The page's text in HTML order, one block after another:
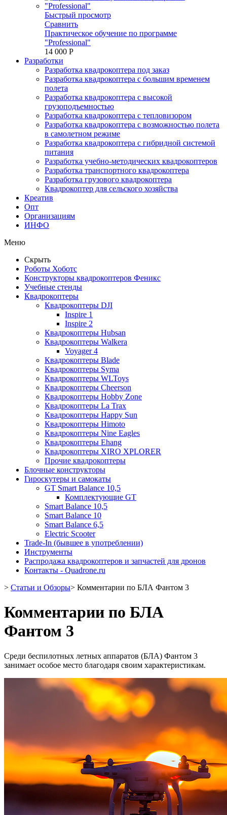
Быстрый просмотр
Сравнить
Практическое обучение по программе
"Professional"
14 000 P
Разработки
Разработка квадрокоптера под заказ
Разработка квадрокоптера с большим временем
полета
Разработка квадрокоптера с высокой
грузоподъемностью
Разработка квадрокоптера с тепловизором
Разработка квадрокоптера с возможностью полета
в самолетном режиме
Разработка квадрокоптера с гибридной системой
питания
Разработка учебно-методических квадрокоптеров
Разработка транспортного квадрокоптера
Разработка грузового квадрокоптера
Квадрокоптер для сельского хозяйства
Креатив
Опт
Организациям
ИНФО
Меню
Скрыть
Роботы Хоботс
Конструкторы квадрокоптеров Феникс
Учебные стенды
Квадрокоптеры
Квадрокоптеры DJI
Inspire 1
Inspire 2
Квадрокоптеры Hubsan
Квадрокоптеры Walkera
Voyager 4
Квадрокоптеры Blade
Квадрокоптеры Syma
Квадрокоптеры WLToys
Квадрокоптеры Cheerson
Квадрокоптеры Hobby Zone
Квадрокоптеры La Trax
Квадрокоптеры Happy Sun
Квадрокоптеры Himoto
Квадрокоптеры Nine Eagles
Квадрокоптеры Ehang
Квадрокоптеры XIRO XPLORER
Прочие квадрокоптеры
Блочные конструкторы
Гироскутеры и самокаты
GT Smart Balance 10,5
Комплектующие GT
Smart Balance 10,5
Smart Balance 10
Smart Balance 6,5
Electric Scooter
Trade-In (бывшее в употреблении)
Инструменты
Распродажа квадрокоптеров и запчастей для дронов
Контакты - Quadrone.ru
> Статьи и Обзоры> Комментарии по БЛА Фантом 3
Комментарии по БЛА
Фантом 3
Среди беспилотных летных аппаратов (БЛА) Фантом 3
занимает особое место благодаря своим характеристикам.